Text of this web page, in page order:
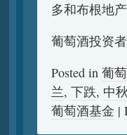
多和布根地
葡萄酒投资
Posted in 葡
兰, 下跌, 中
葡萄酒基金 |